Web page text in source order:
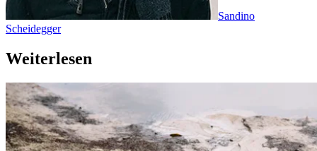
Sandino
Scheidegger
Weiterlesen